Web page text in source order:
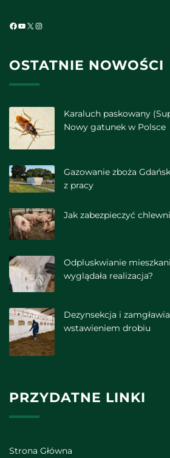
Facebook
YouTube
X Instagram
OSTATNIE NOWOŚCI
Karaluch paskowany
Nowy gatunek w Polsce
Gazowanie zboża
z pracy
Jak zabezpieczyć
Odpluskwianie
wyglądała realizacja?
Dezynsekcja i
wstawieniem drobiu
PRZYDATNE LINKI
Strona Główna